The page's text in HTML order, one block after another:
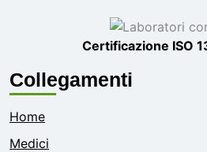
Certificazione ISO
Collegamenti
Home
Medici